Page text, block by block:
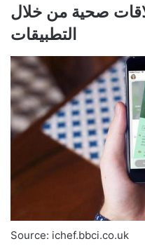
صحية من خلال
التطبيقات
Source: ichef.bbci.co.uk